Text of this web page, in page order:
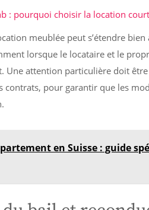
: pourquoi choisir la location
meublée peut s’étendre
lorsque le locataire et le
Une attention particulière doit
contrats, pour garantir que les
en Suisse : guide